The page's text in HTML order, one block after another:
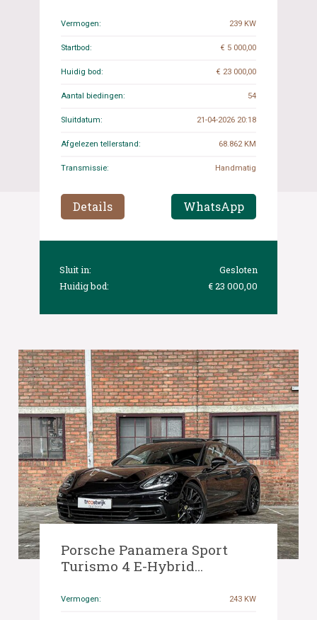
Vermogen: 239 KW
Startbod: € 5 000,00
Huidig bod: € 23 000,00
Aantal biedingen: 54
Sluitdatum: 21-04-2026 20:18
Afgelezen tellerstand: 68.862 KM
Transmissie: Handmatig
Details WhatsApp
Sluit in:
Gesloten
Huidig bod:
€ 23 000,00
Porsche Panamera Sport
Turismo 4 E-Hybrid
Sport-Chrono, G-856-XL
Vermogen: 243 KW